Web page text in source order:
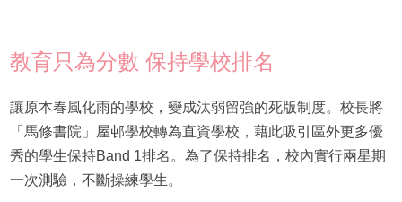
教育只為分數 保持學校排名
讓原本春風化雨的學校，變成汰弱留強的死版制度。校長將
「馬修書院」屋邨學校轉為直資學校，藉此吸引區外更多優
秀的學生保持Band 1排名。為了保持排名，校內實行兩星期
一次測驗，不斷操練學生。